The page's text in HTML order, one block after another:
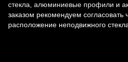
стекла, алюминиевые профили и
заказом рекомендуем
расположение неподвижного